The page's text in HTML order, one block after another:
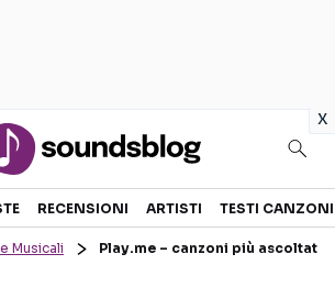
x
RECENSIONI ARTISTI TESTI CANZONI
Musicali Play.me – canzoni più ascoltate